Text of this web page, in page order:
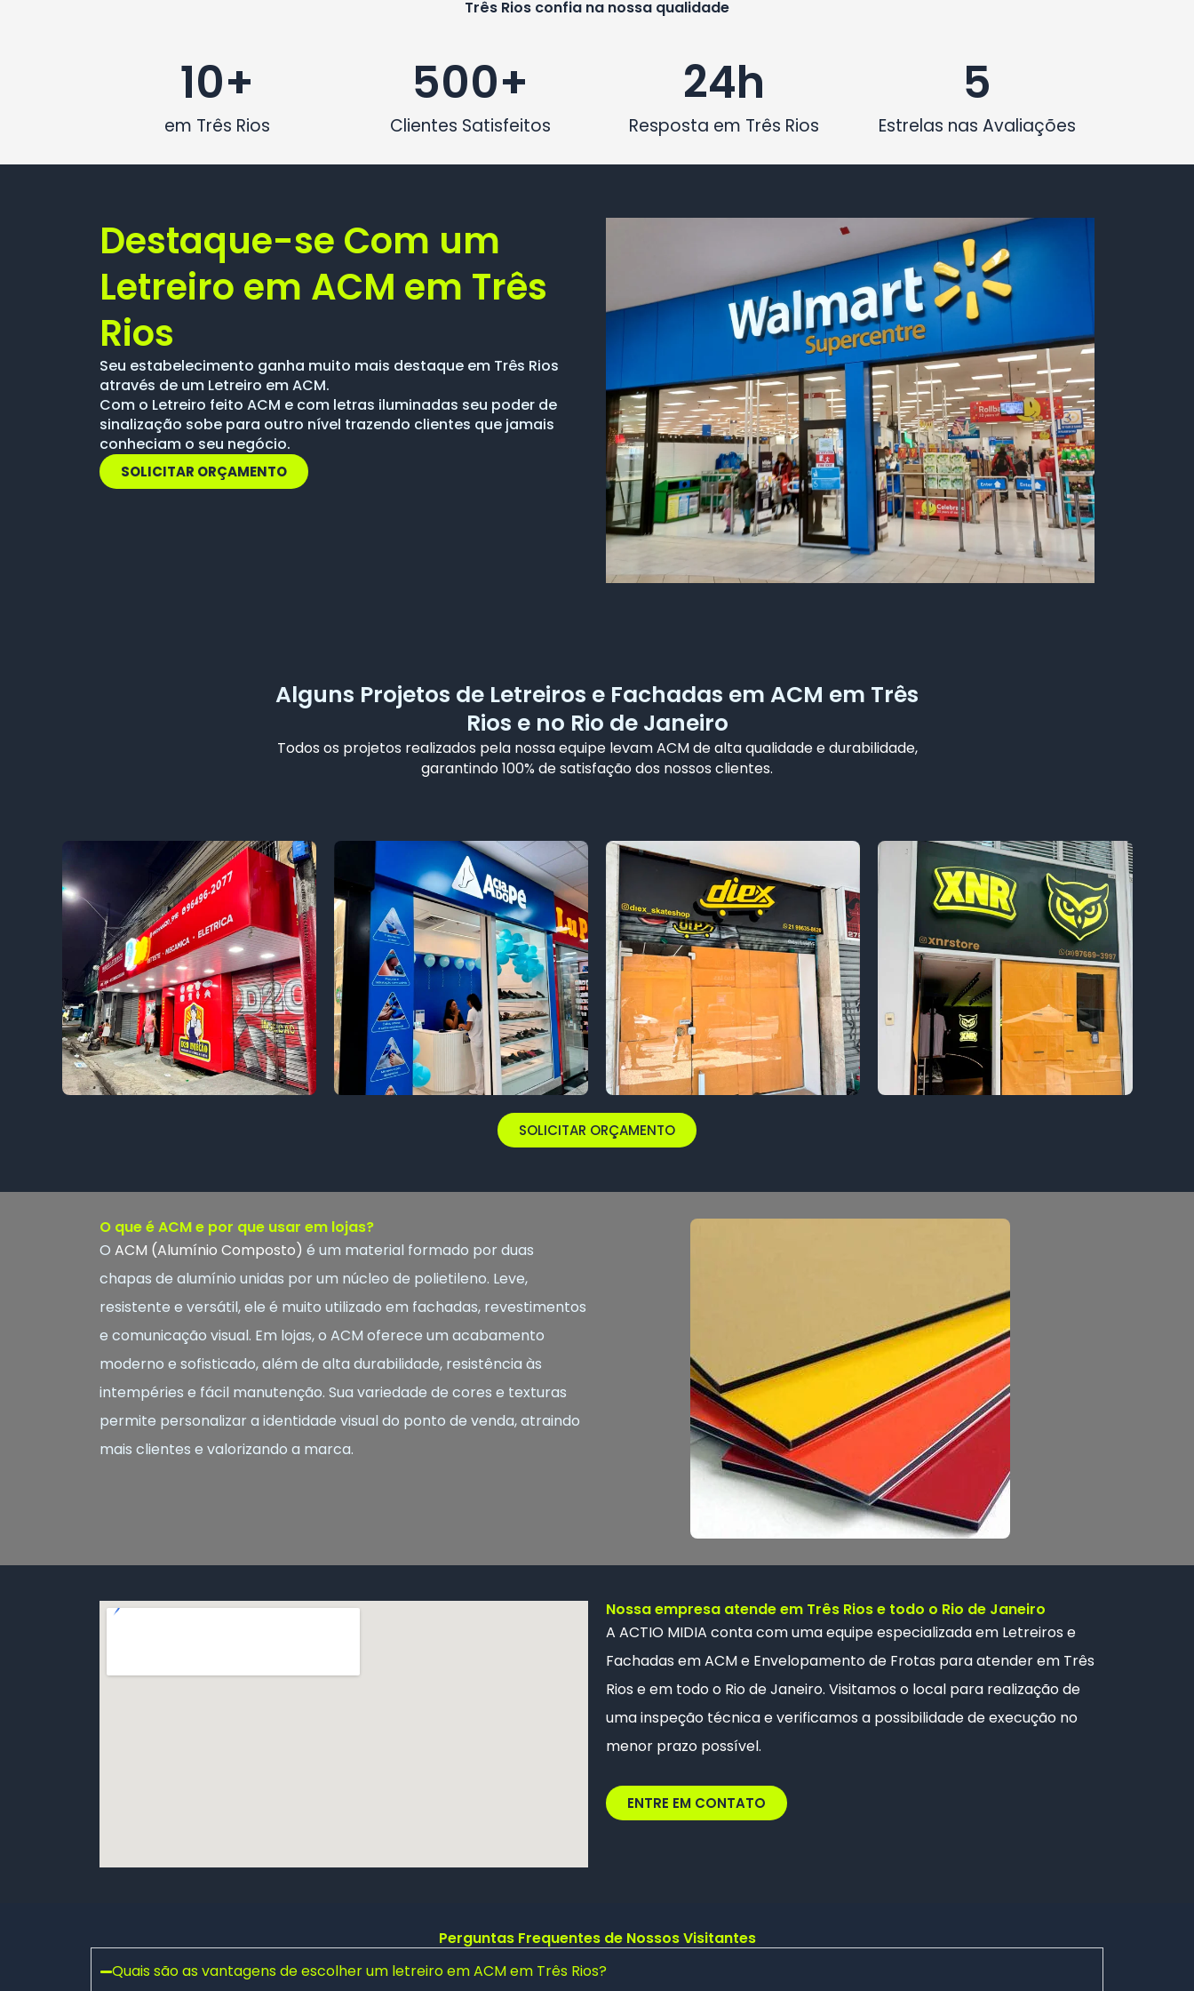
Três Rios confia na nossa qualidade
em Três Rios
10+
Clientes Satisfeitos
500+
Resposta em Três Rios
24h
Estrelas nas Avaliações
5
Destaque-se Com um
Letreiro em ACM em Três
Rios
Seu estabelecimento ganha muito mais destaque em Três Rios
através de um Letreiro em ACM.
Com o Letreiro feito ACM e com letras iluminadas seu poder de
sinalização sobe para outro nível trazendo clientes que jamais
conheciam o seu negócio.
SOLICITAR ORÇAMENTO
Alguns Projetos de Letreiros e Fachadas em ACM em Três
Rios e no Rio de Janeiro
Todos os projetos realizados pela nossa equipe levam ACM de alta qualidade e durabilidade,
garantindo 100% de satisfação dos nossos clientes.
SOLICITAR ORÇAMENTO
O que é ACM e por que usar em lojas?
O ACM (Alumínio Composto) é um material formado por duas
chapas de alumínio unidas por um núcleo de polietileno. Leve,
resistente e versátil, ele é muito utilizado em fachadas, revestimentos
e comunicação visual. Em lojas, o ACM oferece um acabamento
moderno e sofisticado, além de alta durabilidade, resistência às
intempéries e fácil manutenção. Sua variedade de cores e texturas
permite personalizar a identidade visual do ponto de venda, atraindo
mais clientes e valorizando a marca.
Nossa empresa atende em Três Rios e todo o Rio de Janeiro
A ACTIO MIDIA conta com umaequipe especializadaem Letreiros e
Fachadas em ACM e Envelopamento de Frotas para atender em Três
Rios e em todo o Rio de Janeiro. Visitamos o local para realização de
uma inspeção técnica e verificamos a possibilidade de execução no
menor prazo possível.
ENTRE EM CONTATO
Perguntas Frequentes de Nossos Visitantes
Quais são as vantagens de escolher um letreiro em ACM em Três Rios?